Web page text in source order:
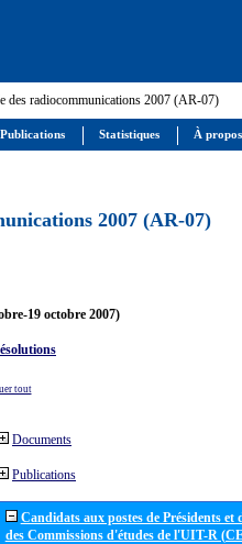
des radiocommunications 2007 (AR-07)
2007 (AR-07)
19 octobre 2007)
tout
Documents
Publications
Candidats aux postes de Présidents et
des Commissions d'études de l'UIT-R
Publications Statistiques À